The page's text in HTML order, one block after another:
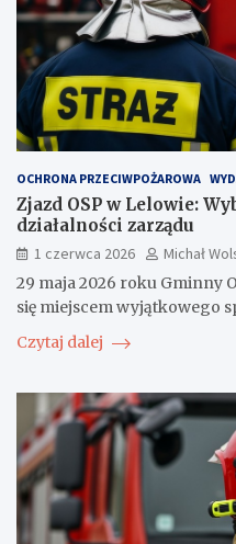
OCHRONA PRZECIWPOŻAROWA
Zjazd OSP w Lelowie:
działalności zarządu
1 czerwca 2026
Michał
29 maja 2026 roku Gminny
się miejscem wyjątkowego
Czytaj dalej